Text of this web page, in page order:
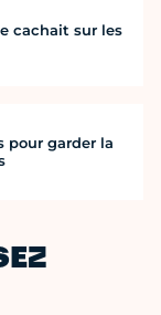
cachait sur les
pour garder la